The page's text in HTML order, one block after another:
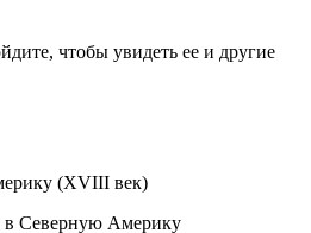
чтобы увидеть ее и другие
у (XVIII век)
в Северную Америку